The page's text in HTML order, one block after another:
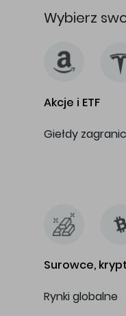
Wybierz
Akcje i ETF
Giełdy
Surowce,
Rynki globalne